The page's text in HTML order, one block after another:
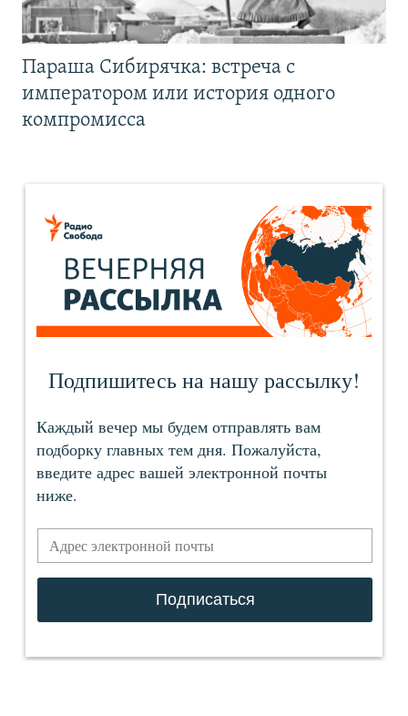
Параша Сибирячка: встреча с
императором или история одного
компромисса